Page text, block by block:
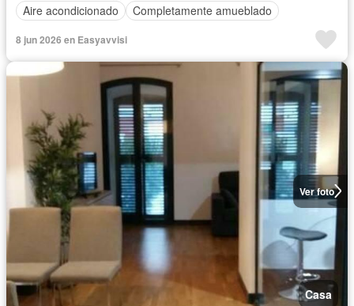
Aire acondicionado
Completamente amueblado
8 jun 2026 en Easyavvisi
Ver foto
Casa